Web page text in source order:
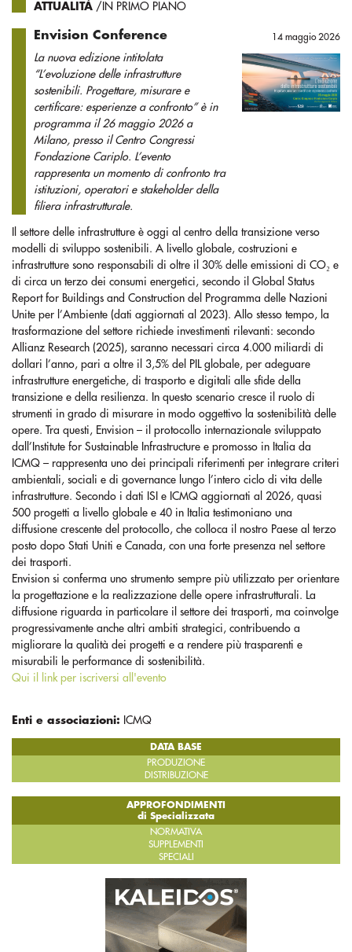
ATTUALITÀ /IN PRIMO PIANO
Envision Conference
La nuova edizione intitolata
“L’evoluzione delle infrastrutture
sostenibili. Progettare, misurare e
certificare: esperienze a confronto” è in
programma il 26 maggio 2026 a
Milano, presso il Centro Congressi
Fondazione Cariplo. L’evento
rappresenta un momento di confronto tra
istituzioni, operatori e stakeholder della
filiera infrastrutturale.
14 maggio 2026
Il settore delle infrastrutture è oggi al centro della transizione verso
modelli di sviluppo sostenibili. A livello globale, costruzioni e
infrastrutture sono responsabili di oltre il 30% delle emissioni di CO₂ e
di circa un terzo dei consumi energetici, secondo il Global Status
Report for Buildings and Construction del Programma delle Nazioni
Unite per l’Ambiente (dati aggiornati al 2023). Allo stesso tempo, la
trasformazione del settore richiede investimenti rilevanti: secondo
Allianz Research (2025), saranno necessari circa 4.000 miliardi di
dollari l’anno, pari a oltre il 3,5% del PIL globale, per adeguare
infrastrutture energetiche, di trasporto e digitali alle sfide della
transizione e della resilienza. In questo scenario cresce il ruolo di
strumenti in grado di misurare in modo oggettivo la sostenibilità delle
opere. Tra questi, Envision – il protocollo internazionale sviluppato
dall’Institute for Sustainable Infrastructure e promosso in Italia da
ICMQ – rappresenta uno dei principali riferimenti per integrare criteri
ambientali, sociali e di governance lungo l’intero ciclo di vita delle
infrastrutture. Secondo i dati ISI e ICMQ aggiornati al 2026, quasi
500 progetti a livello globale e 40 in Italia testimoniano una
diffusione crescente del protocollo, che colloca il nostro Paese al terzo
posto dopo Stati Uniti e Canada, con una forte presenza nel settore
dei trasporti.
Envision si conferma uno strumento sempre più utilizzato per orientare
la progettazione e la realizzazione delle opere infrastrutturali. La
diffusione riguarda in particolare il settore dei trasporti, ma coinvolge
progressivamente anche altri ambiti strategici, contribuendo a
migliorare la qualità dei progetti e a rendere più trasparenti e
misurabili le performance di sostenibilità.
Qui il link per iscriversi all'evento
Enti e associazioni: ICMQ
DATA BASE
PRODUZIONE
DISTRIBUZIONE
APPROFONDIMENTI
di Specializzata
NORMATIVA
SUPPLEMENTI
SPECIALI